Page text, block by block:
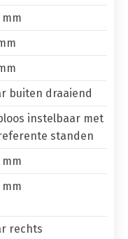
mm
buiten draaiend
instelbaar met
standen
mm
mm
rechts